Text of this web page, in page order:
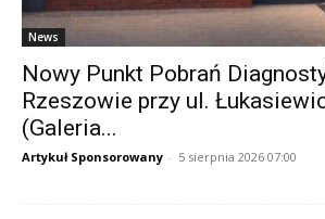
News
Nowy Punkt Pobrań
Rzeszowie przy ul.
(Galeria...
Artykuł Sponsorowany - 5 sierpnia 2026 07:00